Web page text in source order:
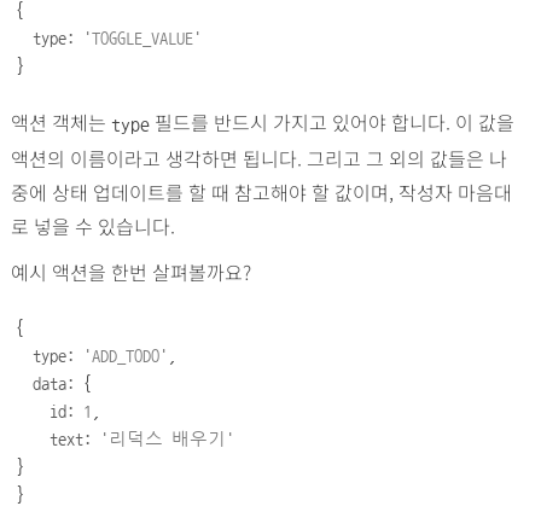
{
  type:
'TOGGLE_VALUE '
}
액션 객체는 type필드를 반드시 가지고 있어야 합니다. 이 값을
액션의 이름이라고 생각하면 됩니다. 그리고 그 외의 값들은 나
중에 상태 업데이트를 할 때 참고해야 할 값이며, 작성자 마음대
로 넣을 수 있습니다.
예시 액션을 한번 살펴볼까요?
{
  type:
' ADD_TODO '
  data:
{
    id:
1
    text:
' 리덕스 배우기 '
}
}